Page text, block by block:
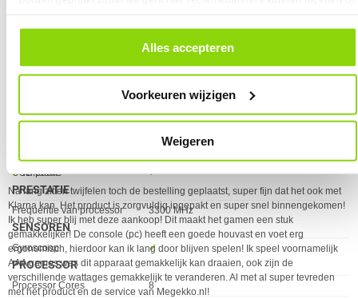
alle cookies. Je kunt je gegeven toestemming altijd intrekken, dit doe je
door in de footer van onze website te klikken op ‘Cookievoorkeuren’
Alles accepteren
Voorkeuren wijzigen
Weigeren
KENMERKEN
16:9
POORTEN & INTERFACES
Aantal USB-aansluitingen
2
3,5 mm jack
✓︎
USB-poort
✓︎
PRESTATIE
Eigenschap Waarde
Frequentie van processor 3300 MHz
SENSOREN
Eigenschap Waarde
Gyroscoop ✓︎
PROCESSOR
Eigenschap Waarde
Processor Cores
8
★★★★★
★★★★★
EERSTE REVIEW
Herzien: 13-04-2026
Zeker waard!
Windows
Prijs
Na lang zitten twijfelen toch de bestelling geplaatst, super fijn dat het ook met
Klarna kan. Het product is zorgvuldig ingepakt en super snel binnengekomen!
Ik heb super blij met deze aankoop! Dit maakt het gamen een stuk
gemakkelijker! De console (pc) heeft een goede houvast en voet erg
ergonomisch, hierdoor kan ik lang door blijven spelen! Ik speel voornamelijk
AAA games was dit apparaat gemakkelijk kan draaien, ook zijn de
verschillende wattages gemakkelijk te veranderen. Al met al super tevreden
met het product en de service van Megekko.nl!